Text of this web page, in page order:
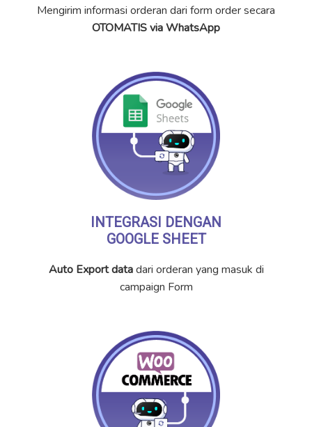
Mengirim informasi orderan dari form order secara
OTOMATIS via WhatsApp
INTEGRASI DENGAN
GOOGLE SHEET
Auto Export datadari orderan yang masuk di
campaign Form